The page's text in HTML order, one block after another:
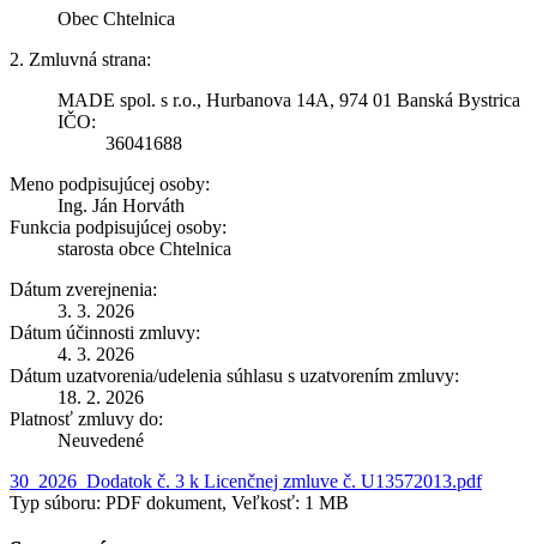
Obec Chtelnica
2. Zmluvná strana:
MADE spol. s r.o., Hurbanova 14A, 974 01 Banská Bystrica
IČO:
36041688
Meno podpisujúcej osoby:
Ing. Ján Horváth
Funkcia podpisujúcej osoby:
starosta obce Chtelnica
Dátum zverejnenia:
3. 3. 2026
Dátum účinnosti zmluvy:
4. 3. 2026
Dátum uzatvorenia/udelenia súhlasu s uzatvorením zmluvy:
18. 2. 2026
Platnosť zmluvy do:
Neuvedené
30_2026_Dodatok č. 3 k Licenčnej zmluve č. U13572013.pdf
Typ súboru: PDF dokument, Veľkosť: 1 MB